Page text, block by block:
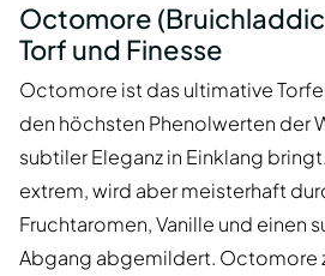
Octomore
Torf und Finesse
Octomore ist das ultimative
den höchsten Phenolwerten der
subtiler Eleganz in Einklang
extrem, wird aber meisterhaft
Fruchtaromen, Vanille und einen
Abgang abgemildert. Octomore